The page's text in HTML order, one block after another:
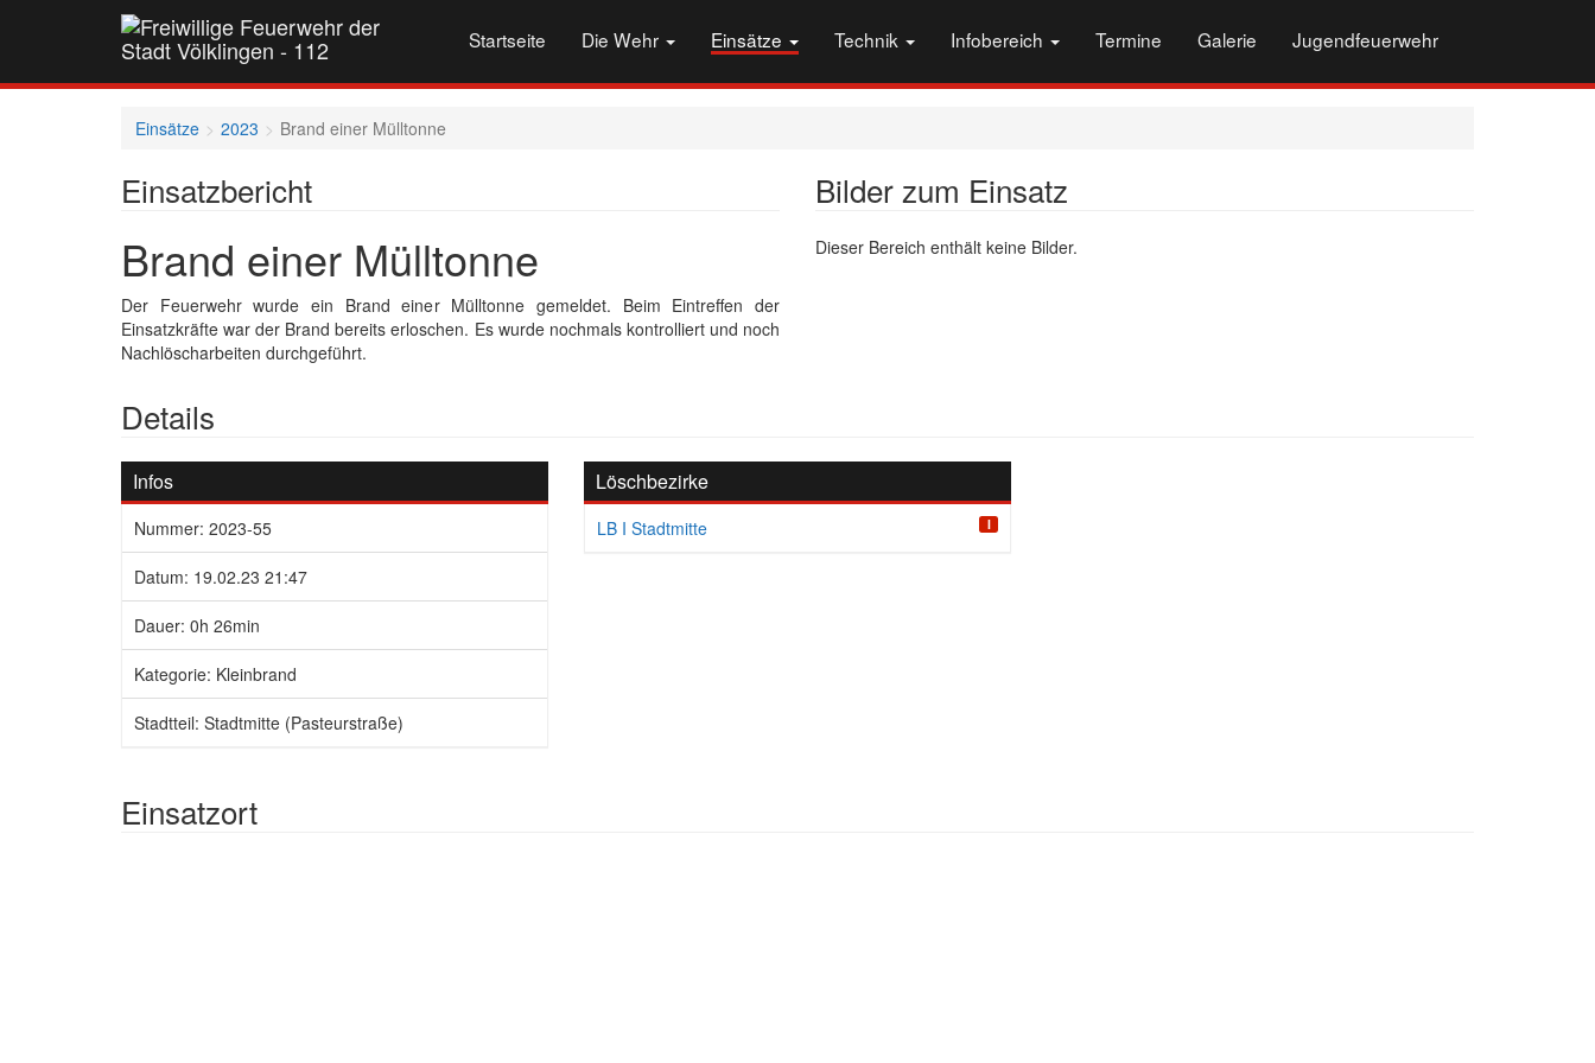
Startseite Die Wehr Einsätze Technik Infobereich Termine Galerie Jugendfeuerwehr
Einsätze 2023 Brand einer Mülltonne
Einsatzbericht
Brand einer Mülltonne
Der Feuerwehr wurde ein Brand einer Mülltonne gemeldet. Beim Eintreffen der
Einsatzkräfte war der Brand bereits erloschen. Es wurde nochmals kontrolliert und noch
Nachlöscharbeiten durchgeführt.
Bilder zum Einsatz
Dieser Bereich enthält keine Bilder.
Details
Infos
Nummer: 2023-55
Datum: 19.02.23 21:47
Dauer: 0h 26min
Kategorie: Kleinbrand
Stadtteil: Stadtmitte (Pasteurstraße)
Löschbezirke
LB I Stadtmitte I
Einsatzort